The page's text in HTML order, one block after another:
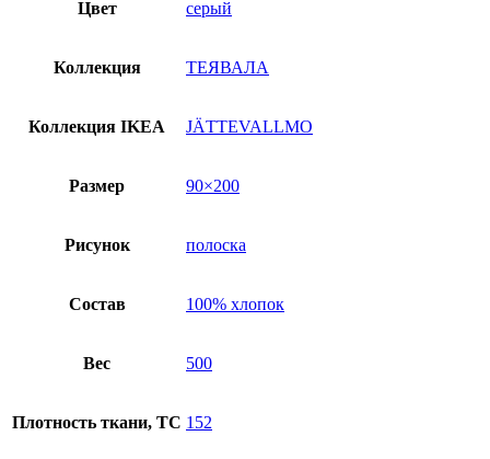
Цвет серый
Коллекция ТЕЯВАЛА
Коллекция IKEA JÄTTEVALLMO
Размер 90×200
Рисунок полоска
Состав 100% хлопок
Вес 500
Плотность ткани, TC 152